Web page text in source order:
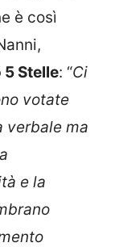
è così
Stelle: “Ci
votate
verbale ma
e la